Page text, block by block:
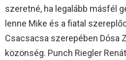
szeretné, ha legalább másfél
lenne Mike és a fiatal
Csacsacsa szerepében Dósa
közönség. Punch Riegler